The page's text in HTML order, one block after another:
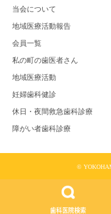
当会について
地域医療活動報告
会員一覧
私の町の歯医者さん
地域医療活動
妊婦歯科健診
休日・夜間救急歯科診療
障がい者歯科診療
©